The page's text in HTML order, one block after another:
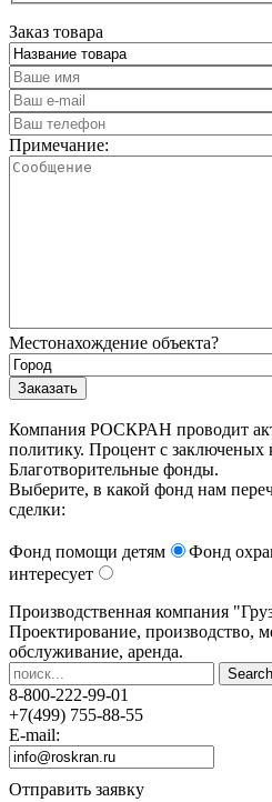
Заказ товара
Примечание:
Местонахождение объекта?
Компания РОСКРАН проводит
политику. Процент с заключеных
Благотворительные фонды.
Выберите, в какой фонд нам
сделки:
Фонд помощи детям Фонд
интересует
Производственная компания
Проектирование, производство,
обслуживание, аренда.
8-800-222-99-01
+7(499) 755-88-55
E-mail:
Отправить заявку